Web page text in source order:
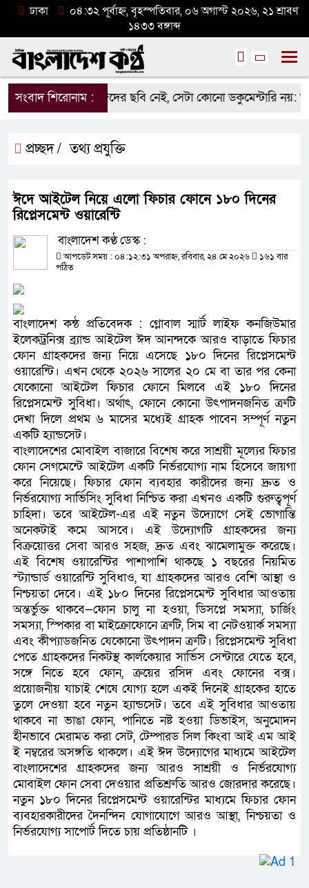
ঢাকা
০৪:৩২ পূর্বাহ্ন, বৃহস্পতিবার, ০৬ অগাস্ট ২০২৬, ২১ শ্রাবণ
১৪৩৩ বঙ্গাব্দ
সংবাদ শিরোনাম :আবু সাঈদের ছবি নেই, সেটা কোনো ডকুমেন্টারি নয়:
প্রচ্ছদ / তথ্য প্রযুক্তি
ঈদে আইটেল নিয়ে এলো ফিচার ফোনে ১৮০ দিনের
রিপ্লেসমেন্ট ওয়ারেন্টি
বাংলাদেশ কণ্ঠ ডেস্ক :
আপডেট সময় : ০৪:১২:৩১ অপরাহ্ন, রবিবার, ২৪ মে ২০২৬
১৬১ বার
পঠিত
বাংলাদেশ কন্ঠ প্রতিবেদক : গ্লোবাল স্মার্ট লাইফ কনজিউমার
ইলেকট্রনিক্স ব্র্যান্ড আইটেল ঈদ আনন্দকে আরও বাড়াতে ফিচার
ফোন গ্রাহকদের জন্য নিয়ে এসেছে ১৮০ দিনের রিপ্লেসমেন্ট
ওয়ারেন্টি। এখন থেকে ২০২৬ সালের ২০ মে বা তার পর কেনা
যেকোনো আইটেল ফিচার ফোনে মিলবে এই ১৮০ দিনের
রিপ্লেসমেন্ট সুবিধা। অর্থাৎ, ফোনে কোনো উৎপাদনজনিত ত্রুটি
দেখা দিলে প্রথম ৬ মাসের মধ্যেই গ্রাহক পাবেন সম্পূর্ণ নতুন
একটি হ্যান্ডসেট।
বাংলাদেশের মোবাইল বাজারে বিশেষ করে সাশ্রয়ী মূল্যের ফিচার
ফোন সেগমেন্টে আইটেল একটি নির্ভরযোগ্য নাম হিসেবে জায়গা
করে নিয়েছে। ফিচার ফোন ব্যবহার কারীদের জন্য দ্রুত ও
নির্ভরযোগ্য সার্ভিসিং সুবিধা নিশ্চিত করা এখনও একটি গুরুত্বপূর্ণ
চাহিদা। তবে আইটেল-এর এই নতুন উদ্যোগে সেই ভোগান্তি
অনেকটাই কমে আসবে। এই উদ্যোগটি গ্রাহকদের জন্য
বিক্রয়োত্তর সেবা আরও সহজ, দ্রুত এবং ঝামেলামুক্ত করেছে।
এই বিশেষ ওয়ারেন্টির পাশাপাশি থাকছে ১ বছরের নিয়মিত
স্ট্যান্ডার্ড ওয়ারেন্টি সুবিধাও, যা গ্রাহকদের আরও বেশি আস্থা ও
নিশ্চয়তা দেবে। এই ১৮০ দিনের রিপ্লেসমেন্ট সুবিধার আওতায়
অন্তর্ভুক্ত থাকবে—ফোন চালু না হওয়া, ডিসপ্লে সমস্যা, চার্জিং
সমস্যা, স্পিকার বা মাইক্রোফোনে ত্রুটি, সিম বা নেটওয়ার্ক সমস্যা
এবং কীপ্যাডজনিত যেকোনো উৎপাদন ত্রুটি। রিপ্লেসমেন্ট সুবিধা
পেতে গ্রাহকদের নিকটস্থ কার্লকেয়ার সার্ভিস সেন্টারে যেতে হবে,
সঙ্গে নিতে হবে ফোন, ক্রয়ের রসিদ এবং ফোনের বক্স।
প্রয়োজনীয় যাচাই শেষে যোগ্য হলে একই দিনেই গ্রাহকের হাতে
তুলে দেওয়া হবে নতুন হ্যান্ডসেট। তবে এই সুবিধার আওতায়
থাকবে না ভাঙা ফোন, পানিতে নষ্ট হওয়া ডিভাইস, অনুমোদন
হীনভাবে মেরামত করা সেট, টেম্পারড সিল কিংবা আই এম আই
ই নম্বরের অসঙ্গতি থাকলে। এই ঈদ উদ্যোগের মাধ্যমে আইটেল
বাংলাদেশের গ্রাহকদের জন্য আরও সাশ্রয়ী ও নির্ভরযোগ্য
মোবাইল ফোন সেবা দেওয়ার প্রতিশ্রুতি আরও জোরদার করেছে।
নতুন ১৮০ দিনের রিপ্লেসমেন্ট ওয়ারেন্টির মাধ্যমে ফিচার ফোন
ব্যবহারকারীদের দৈনন্দিন যোগাযোগে আরও আস্থা, নিশ্চয়তা ও
নির্ভরযোগ্য সাপোর্ট দিতে চায় প্রতিষ্ঠানটি ।